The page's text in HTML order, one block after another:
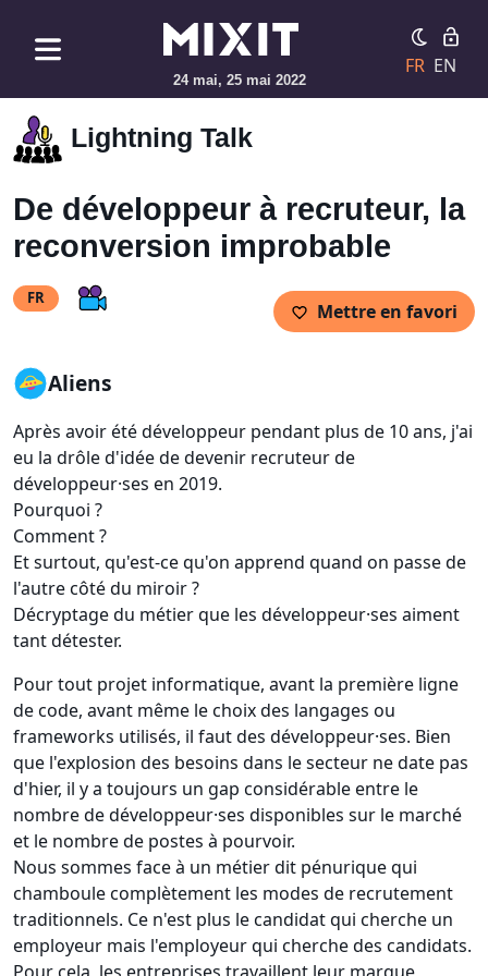
24 mai, 25 mai 2022
FR EN
Lightning Talk
De développeur à recruteur, la
reconversion improbable
FR
Mettre en favori
Aliens
Après avoir été développeur pendant plus de 10 ans, j'ai
eu la drôle d'idée de devenir recruteur de
développeur·ses en 2019.
Pourquoi ?
Comment ?
Et surtout, qu'est-ce qu'on apprend quand on passe de
l'autre côté du miroir ?
Décryptage du métier que les développeur·ses aiment
tant détester.
Pour tout projet informatique, avant la première ligne
de code, avant même le choix des langages ou
frameworks utilisés, il faut des développeur·ses. Bien
que l'explosion des besoins dans le secteur ne date pas
d'hier, il y a toujours un gap considérable entre le
nombre de développeur·ses disponibles sur le marché
et le nombre de postes à pourvoir.
Nous sommes face à un métier dit pénurique qui
chamboule complètement les modes de recrutement
traditionnels. Ce n'est plus le candidat qui cherche un
employeur mais l'employeur qui cherche des candidats.